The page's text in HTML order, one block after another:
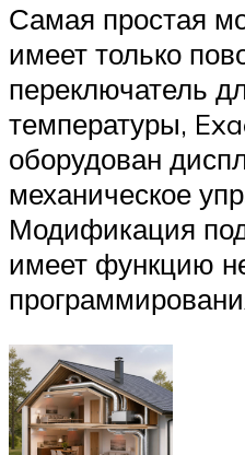
Самая простая
имеет только
переключатель
температуры,
оборудован
механическое
Модификация
имеет функцию